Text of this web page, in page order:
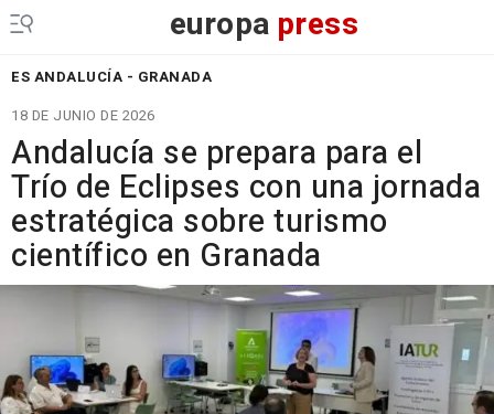
europa press
ES ANDALUCÍA - GRANADA
18 DE JUNIO DE 2026
Andalucía se prepara para el
Trío de Eclipses con una jornada
estratégica sobre turismo
científico en Granada